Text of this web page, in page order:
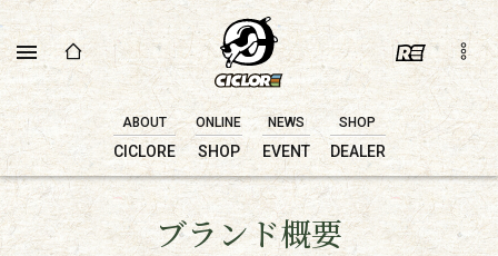
ABOUT
CICLORE
ONLINE
SHOP
NEWS
EVENT
SHOP
DEALER
ブランド概要